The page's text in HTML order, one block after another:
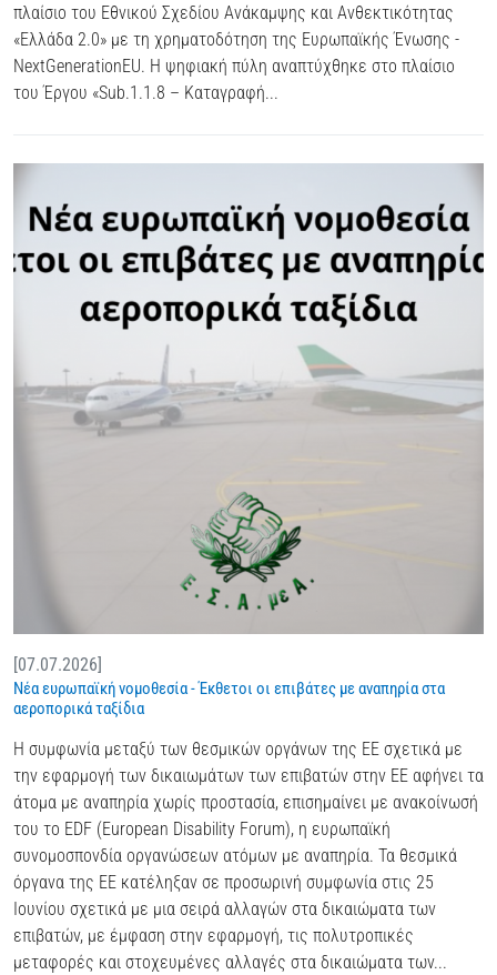
πλαίσιο του Εθνικού Σχεδίου Ανάκαμψης και Ανθεκτικότητας
«Ελλάδα 2.0» με τη χρηματοδότηση της Ευρωπαϊκής Ένωσης -
NextGenerationEU. Η ψηφιακή πύλη αναπτύχθηκε στο πλαίσιο
του Έργου «Sub.1.1.8 – Καταγραφή...
[07.07.2026]
Νέα ευρωπαϊκή νομοθεσία - Έκθετοι οι επιβάτες με αναπηρία στα
αεροπορικά ταξίδια
Η συμφωνία μεταξύ των θεσμικών οργάνων της ΕΕ σχετικά με
την εφαρμογή των δικαιωμάτων των επιβατών στην ΕΕ αφήνει τα
άτομα με αναπηρία χωρίς προστασία, επισημαίνει με ανακοίνωσή
του το EDF (European Disability Forum), η ευρωπαϊκή
συνομοσπονδία οργανώσεων ατόμων με αναπηρία. Τα θεσμικά
όργανα της ΕΕ κατέληξαν σε προσωρινή συμφωνία στις 25
Ιουνίου σχετικά με μια σειρά αλλαγών στα δικαιώματα των
επιβατών, με έμφαση στην εφαρμογή, τις πολυτροπικές
μεταφορές και στοχευμένες αλλαγές στα δικαιώματα των...